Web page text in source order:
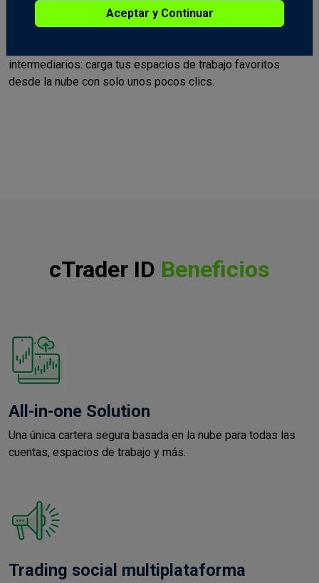
Espacios de trabajo en la nube
intermediarios: carga tus espacios de trabajo favoritos
desde la nube con solo unos pocos clics.
cTrader ID Beneficios
All-in-one Solution
Una única cartera segura basada en la nube para todas las
cuentas, espacios de trabajo y más.
Trading social multiplataforma
Aceptar y Continuar